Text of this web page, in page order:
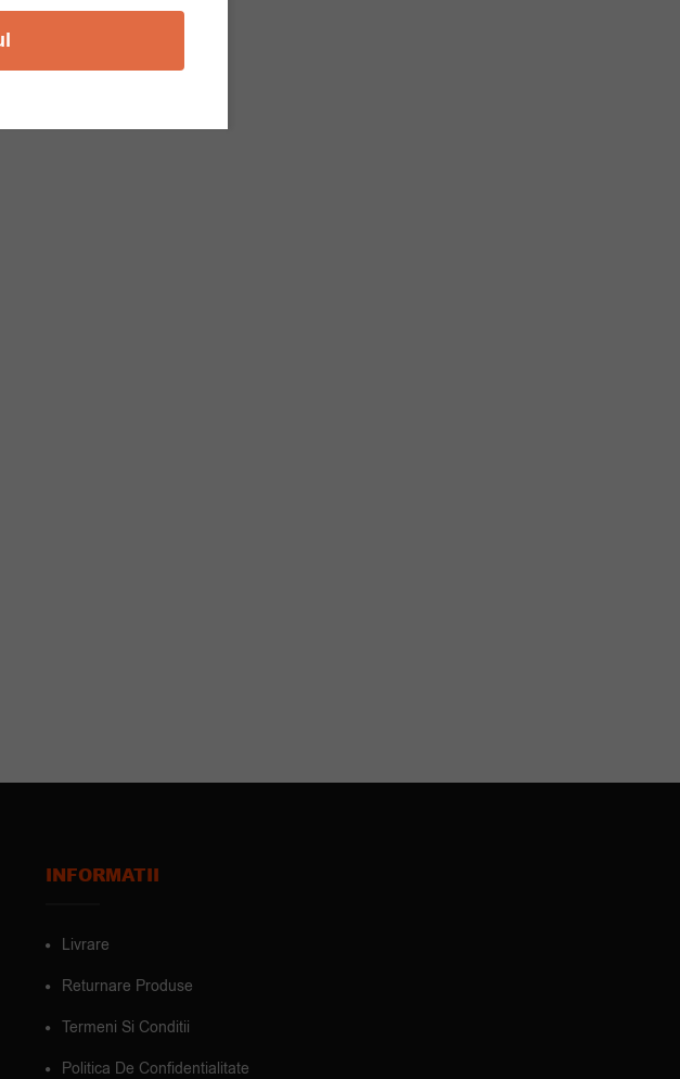
INFORMATII
Livrare
Returnare Produse
Termeni Si Conditii
Politica De Confidentialitate